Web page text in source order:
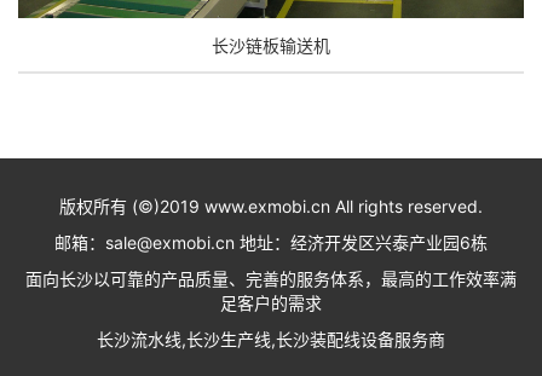
长沙链板输送机
版权所有 (©)2019 www.exmobi.cn All rights reserved.
邮箱：sale@exmobi.cn 地址：经济开发区兴泰产业园6栋
面向长沙以可靠的产品质量、完善的服务体系，最高的工作效率满
足客户的需求
长沙流水线,长沙生产线,长沙装配线设备服务商